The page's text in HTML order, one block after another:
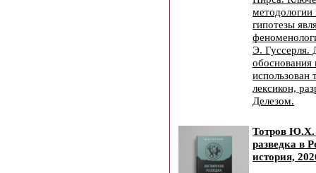
методологии
гипотезы
Э. Гуссерля.
обоснования
использован
лексикон,
Делезом.
Тотров Ю.Х.
разведка в
история,